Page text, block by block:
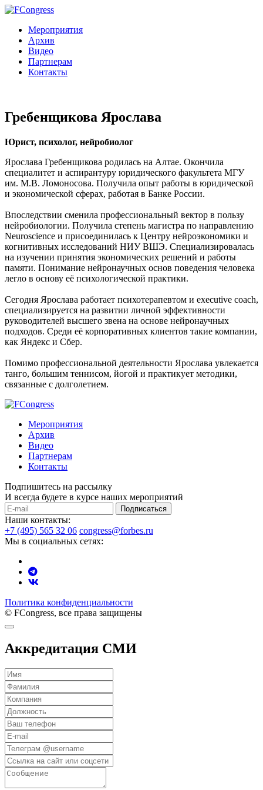
Мероприятия
Архив
Видео
Партнерам
Контакты
Гребенщикова Ярослава
Юрист, психолог, нейробиолог
Ярослава Гребенщикова родилась на Алтае. Окончила
специалитет и аспирантуру юридического факультета МГУ
им. М.В. Ломоносова. Получила опыт работы в юридической
и экономической сферах, работая в Банке России.
Впоследствии сменила профессиональный вектор в пользу
нейробиологии. Получила степень магистра по направлению
Neuroscience и присоединилась к Центру нейроэкономики и
когнитивных исследований НИУ ВШЭ. Специализировалась
на изучении принятия экономических решений и работы
памяти. Понимание нейронаучных основ поведения человека
легло в основу её психологической практики.
Сегодня Ярослава работает психотерапевтом и executive coach,
специализируется на развитии личной эффективности
руководителей высшего звена на основе нейронаучных
подходов. Среди её корпоративных клиентов такие компании,
как Яндекс и Сбер.
Помимо профессиональной деятельности Ярослава увлекается
танго, большим теннисом, йогой и практикует методики,
связанные с долголетием.
Мероприятия
Архив
Видео
Партнерам
Контакты
Подпишитесь на рассылку
И всегда будете в курсе наших мероприятий
Подписаться
Наши контакты:
+7 (495) 565 32 06 congress@forbes.ru
Мы в социальных сетях:
Политика конфиденциальности
© FCongress, все права защищены
Аккредитация СМИ